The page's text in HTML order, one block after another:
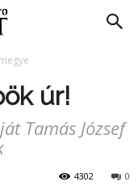
úr!
Tamás József
0
4302